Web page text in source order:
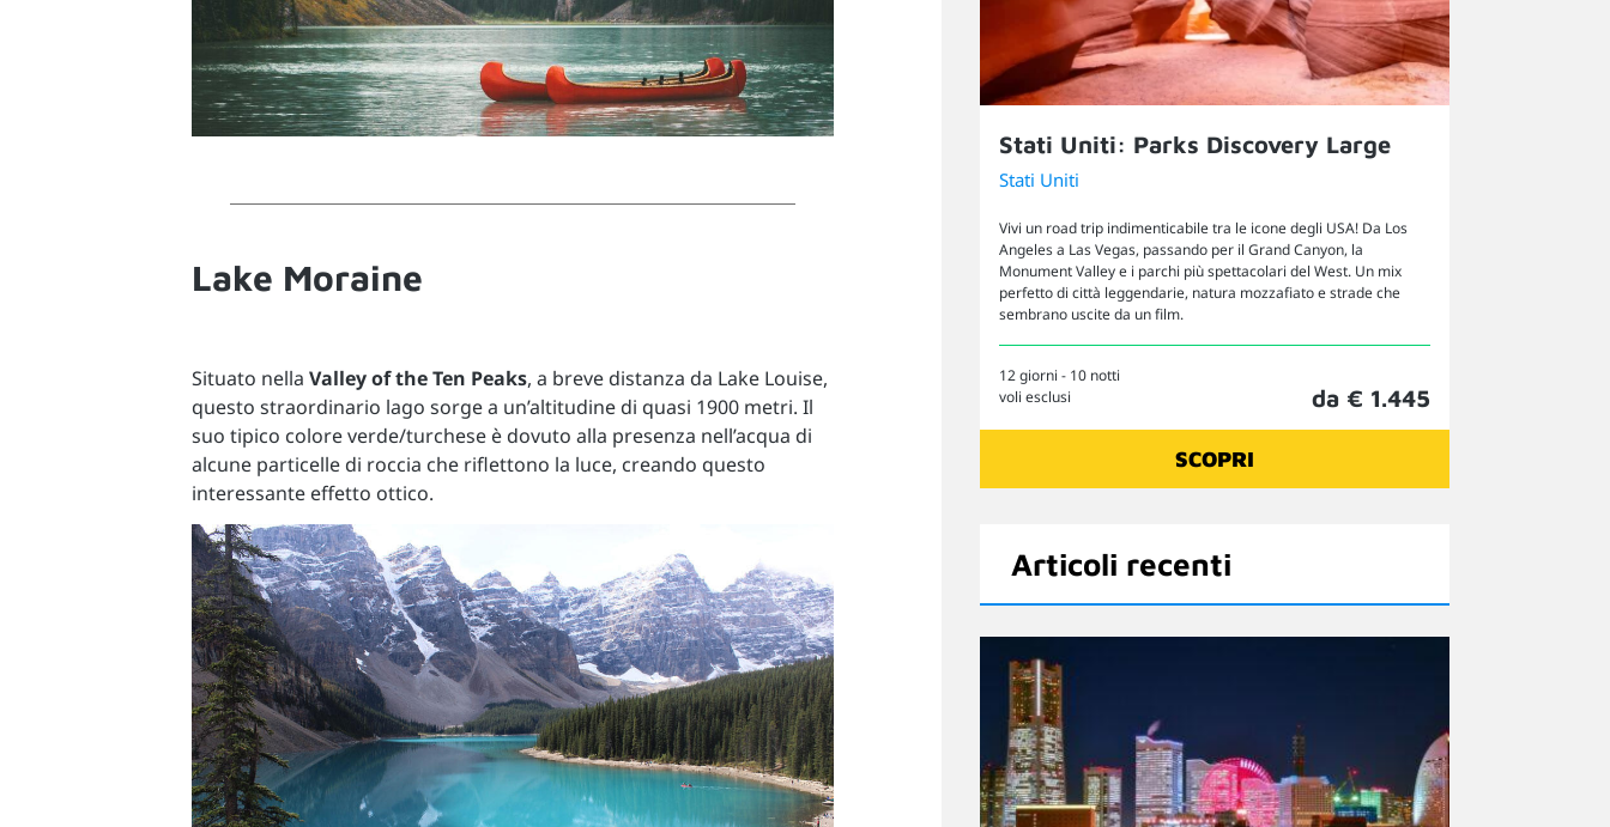
Lake Moraine
Situato nella Valley of the Ten Peaks, a breve distanza da Lake Louise,
questo straordinario lago sorge a un’altitudine di quasi 1900 metri. Il
suo tipico colore verde/turchese è dovuto alla presenza nell’acqua di
alcune particelle di roccia che riflettono la luce, creando questo
interessante effetto ottico.
Stati Uniti: Parks Discovery Large
Stati Uniti
Vivi un road trip indimenticabile tra le icone degli USA! Da Los
Angeles a Las Vegas, passando per il Grand Canyon, la
Monument Valley e i parchi più spettacolari del West. Un mix
perfetto di città leggendarie, natura mozzafiato e strade che
sembrano uscite da un film.
12 giorni - 10 notti
voli esclusi
da € 1.445
SCOPRI
Articoli recenti